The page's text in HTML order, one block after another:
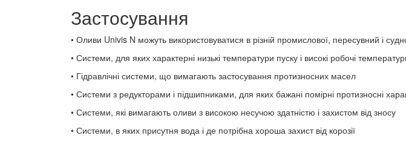
Застосування
• Оливи Univis N можуть використовуватися в різній промислової, пересувний і
• Системи, для яких характерні низькі температури пуску і високі робочі
• Гідравлічні системи, що вимагають застосування протизносних масел
• Системи з редукторами і підшипниками, для яких бажані помірні протизносні
• Системи, які вимагають оливи з високою несучою здатністю і захистом від зносу
• Системи, в яких присутня вода і де потрібна хороша захист від корозії